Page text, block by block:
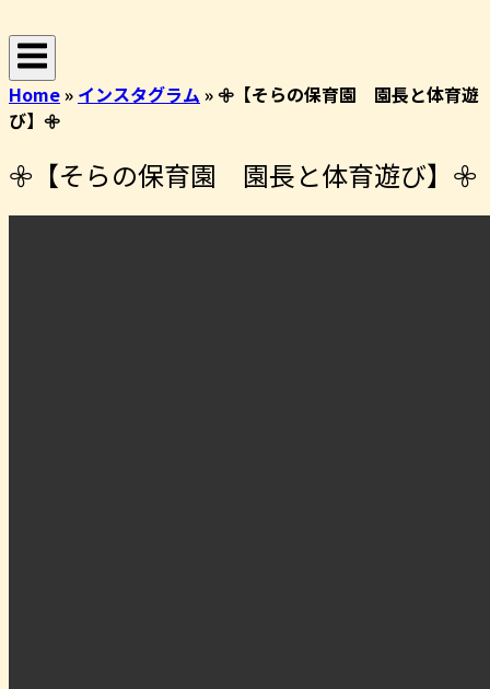
ン
テ
ン
ツ
ス
ー
ム
Home» インスタグラム »𖧷【そらの保育園 園長と体育遊
び】𖧷
𖧷【そらの保育園 園長と体育遊び】𖧷